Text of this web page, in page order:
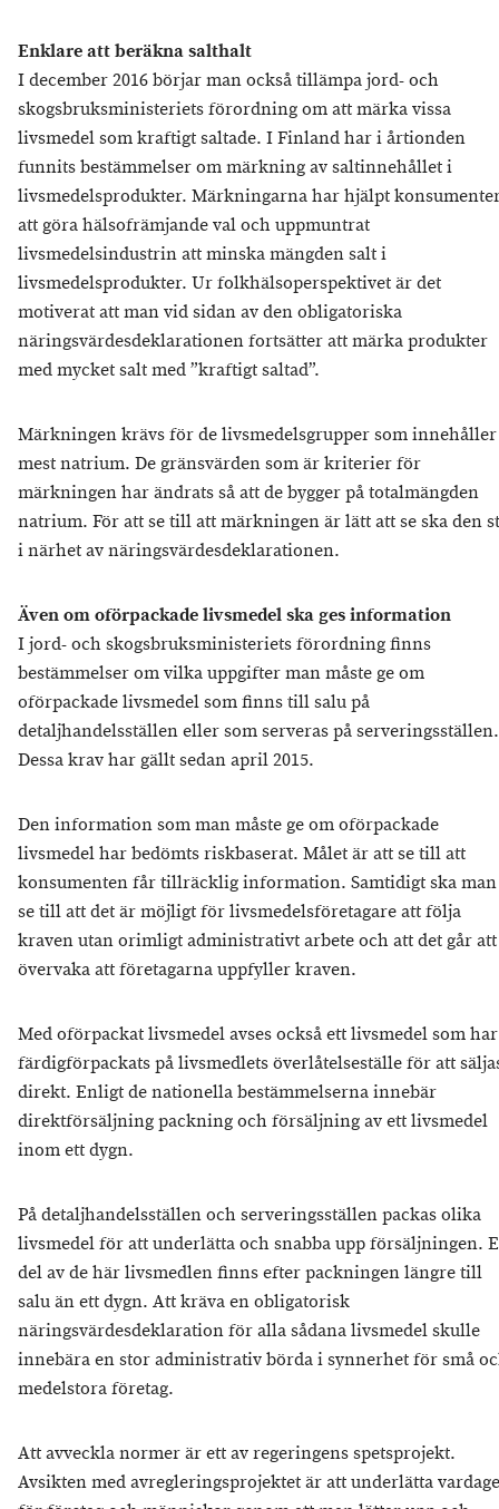
Enklare att beräkna salthalt
I december 2016 börjar man också tillämpa jord- och
skogsbruksministeriets förordning om att märka vissa
livsmedel som kraftigt saltade. I Finland har i årtionden
funnits bestämmelser om märkning av saltinnehållet i
livsmedelsprodukter. Märkningarna har hjälpt
att göra hälsofrämjande val och uppmuntrat
livsmedelsindustrin att minska mängden salt i
livsmedelsprodukter. Ur folkhälsoperspektivet är det
motiverat att man vid sidan av den obligatoriska
näringsvärdesdeklarationen fortsätter att märka produkter
med mycket salt med ”kraftigt saltad”.
Märkningen krävs för de livsmedelsgrupper som innehåller
mest natrium. De gränsvärden som är kriterier för
märkningen har ändrats så att de bygger på totalmängden
natrium. För att se till att märkningen är lätt att se ska den
i närhet av näringsvärdesdeklarationen.
Även om oförpackade livsmedel ska ges information
I jord- och skogsbruksministeriets förordning finns
bestämmelser om vilka uppgifter man måste ge om
oförpackade livsmedel som finns till salu på
detaljhandelsställen eller som serveras på serveringsställen.
Dessa krav har gällt sedan april 2015.
Den information som man måste ge om oförpackade
livsmedel har bedömts riskbaserat. Målet är att se till att
konsumenten får tillräcklig information. Samtidigt ska man
se till att det är möjligt för livsmedelsföretagare att följa
kraven utan orimligt administrativt arbete och att det går att
övervaka att företagarna uppfyller kraven.
Med oförpackat livsmedel avses också ett livsmedel som har
färdigförpackats på livsmedlets överlåtelseställe för att
direkt. Enligt de nationella bestämmelserna innebär
direktförsäljning packning och försäljning av ett livsmedel
inom ett dygn.
På detaljhandelsställen och serveringsställen packas olika
livsmedel för att underlätta och snabba upp försäljningen.
del av de här livsmedlen finns efter packningen längre till
salu än ett dygn. Att kräva en obligatorisk
näringsvärdesdeklaration för alla sådana livsmedel skulle
innebära en stor administrativ börda i synnerhet för små
medelstora företag.
Att avveckla normer är ett av regeringens spetsprojekt.
Avsikten med avregleringsprojektet är att underlätta